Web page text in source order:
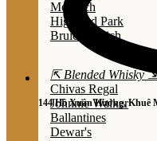
144 Hồ Xuân Hương, Khuê
Mortlach
Highland Park
Bruichladdich
⇱ Blended Whisky ⇲
Chivas Regal
Johnnie Walker
Ballantines
Dewar's